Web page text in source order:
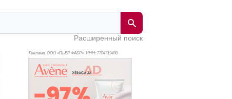
Расширенный поиск
Реклама. ООО «ПЬЕР ФАБР», ИНН: 7704719490